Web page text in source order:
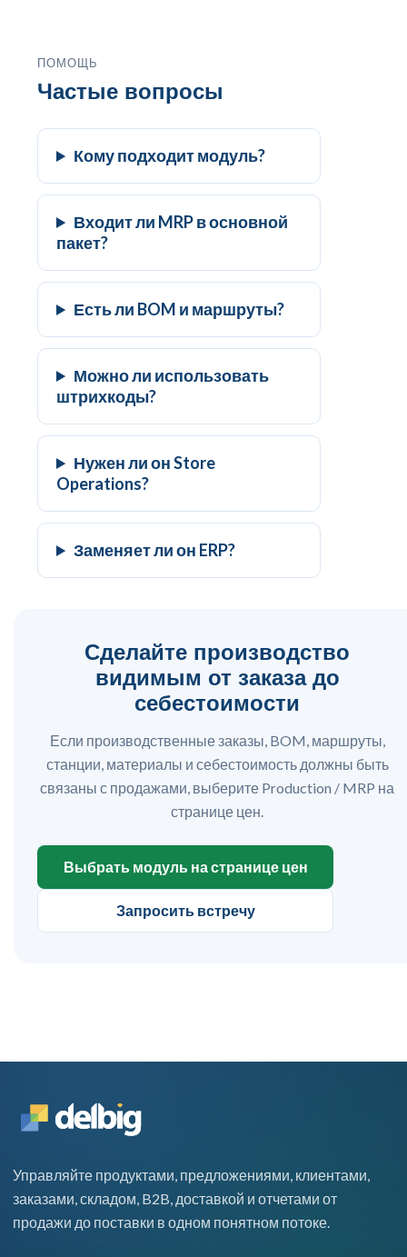
ПОМОЩЬ
Частые вопросы
Кому подходит модуль?
Входит ли MRP в основной
пакет?
Есть ли BOM и маршруты?
Можно ли использовать
штрихкоды?
Нужен ли он Store
Operations?
Заменяет ли он ERP?
Сделайте производство
видимым от заказа до
себестоимости
Если производственные заказы, BOM, маршруты,
станции, материалы и себестоимость должны быть
связаны с продажами, выберите Production / MRP на
странице цен.
Выбрать модуль на странице цен
Запросить встречу
Управляйте продуктами, предложениями, клиентами,
заказами, складом, B2B, доставкой и отчетами от
продажи до поставки в одном понятном потоке.